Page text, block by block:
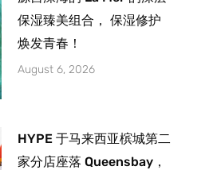
保湿臻美组合， 保湿修护
焕发青春！
August 6, 2026
HYPE 于马来西亚槟城第二
家分店座落 Queensbay，